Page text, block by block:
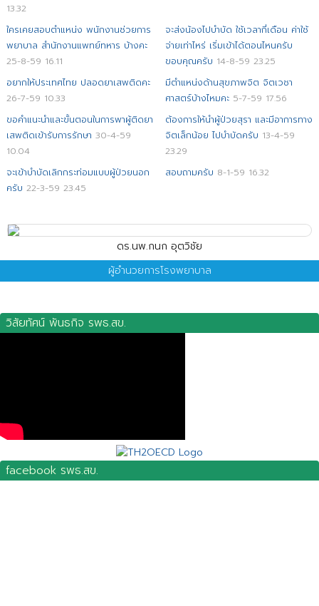
13.32
ใครเคยสอบตำแหน่ง พนักงานช่วยการ
พยาบาล สำนักงานแพทย์ทหาร บ้างคะ
25-8-59 16.11
จะส่งน้องไปบำบัด ใช้เวลากี่เดือน ค่าใช้
จ่ายเท่าไหร่ เริ่มเข้าได้ตอนไหนครับ
ขอบคุณครับ 14-8-59 23.25
อยากให้ประเทศไทย ปลอดยาเสพติดคะ
26-7-59 10.33
มีตำแหน่งด้านสุขภาพจิต จิตเวชา
ศาสตร์บ้างไหมคะ 5-7-59 17.56
ขอคำแนะนำและขั้นตอนในการพาผู้ติดยา
เสพติดเข้ารับการรักษา 30-4-59
10.04
ต้องการให้นำผู้ป่วยสุรา และมีอาการทาง
จิตเล็กน้อย ไปบำบัดครับ 13-4-59
23.29
จะเข้าบำบัดเลิกกระท่อมแบบผู้ป่วยนอก
ครับ 22-3-59 23.45
สอบถามครับ 8-1-59 16.32
ดร.นพ.กนก อุตวิชัย
ผู้อำนวยการโรงพยาบาล
วิสัยทัศน์ พันธกิจ รพธ.สข.
facebook รพธ.สข.